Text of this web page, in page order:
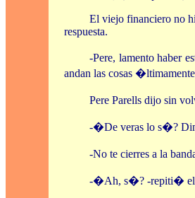
El viejo financiero no
respuesta.
-Pere, lamento haber
andan las cosas
Pere Parells dijo sin
-�De veras lo s�?
-No te cierres a la
-�Ah, s�? -repiti� el